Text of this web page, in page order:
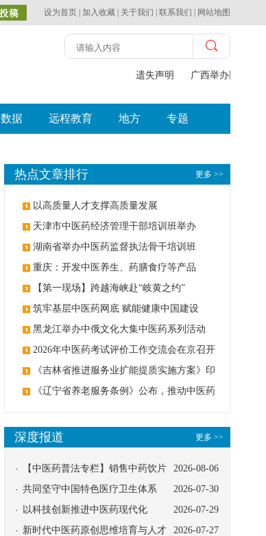
设为首页 加入收藏 关于我们 联系我们 网站地图
遗失声明 广西举办比赛探
数据 远程教育 地方 专题
更多 >>
热点文章排行
以高质量人才支撑高质量发展
天津市中医药经济管理干部培训班举办
湖南省举办中医药监督执法骨干培训班
重庆：开发中医养生、药膳食疗等产品
【第一现场】跨越海峡赴“岐黄之约”
筑牢基层中医药网底 赋能健康中国建设
黑龙江举办中俄文化大集中医药系列活动
2026年中医药考试评价工作交流会在京召开
《吉林省推进服务业扩能提质实施方案》印
发：创建中医类国家医学中心
《辽宁省养老服务条例》公布，推动中医药
更多 >>
深度报道
2026-08-06
【中医药普法专栏】销售中药饮片
应告知煎服方法及注意事项
2026-07-30
共同坚守中国特色医疗卫生体系
2026-07-29
以科技创新推进中医药现代化
2026-07-27
新时代中医药原创思维培育与人才